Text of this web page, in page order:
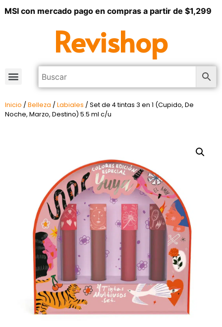
con mercado pago en compras a partir de $1,299
Revishop
Inicio / Belleza / Labiales / Set de 4 tintas 3 en 1 (Cupido, De
Noche, Marzo, Destino) 5.5 ml c/u